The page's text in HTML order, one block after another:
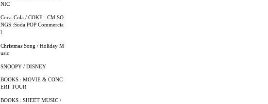
NIC
Coca-Cola / COKE : CM SO
NGS :Soda POP Commercia
l
Christmas Song / Holiday M
usic
SNOOPY / DISNEY
BOOKS : MOVIE & CONC
ERT TOUR
BOOKS : SHEET MUSIC /